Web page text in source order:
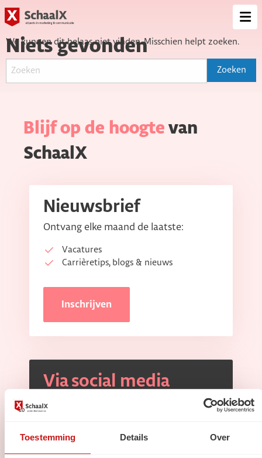
Toestemming Details Over
Niets gevonden
We kunnen dit helaas niet vinden. Misschien helpt zoeken.
Blijf op de hoogte van
SchaalX
Nieuwsbrief
Ontvang elke maand de laatste:
Vacatures
Carrièretips, blogs & nieuws
Inschrijven
Via social media
Volg ons opInstagram